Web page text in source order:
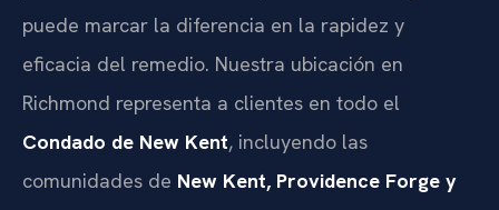
puede marcar la diferencia en la rapidez y
eficacia del remedio. Nuestra ubicación en
Richmond representa a clientes en todo el
Condado de New Kent, incluyendo las
comunidades de New Kent, Providence Forge y